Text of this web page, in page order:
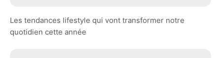
Les tendances lifestyle qui vont transformer notre
quotidien cette année